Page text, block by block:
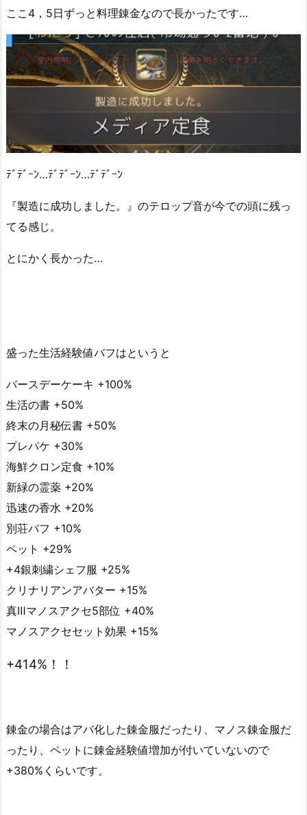
ここ4，5日ずっと料理錬金なので長かったです…
ﾃﾞﾃﾞｰﾝ…ﾃﾞﾃﾞｰﾝ…ﾃﾞﾃﾞｰﾝ
『製造に成功しました。』のテロップ音が今での頭に残っ
てる感じ。
とにかく長かった…
盛った生活経験値バフはというと
バースデーケーキ +100%
生活の書 +50%
終末の月秘伝書 +50%
プレパケ +30%
海鮮クロン定食 +10%
新緑の霊薬 +20%
迅速の香水 +20%
別荘バフ +10%
ペット +29%
+4銀刺繍シェフ服 +25%
クリナリアンアバター +15%
真Ⅲマノスアクセ5部位 +40%
マノスアクセセット効果 +15%
+414%！！
錬金の場合はアバ化した錬金服だったり、マノス錬金服だ
ったり、ペットに錬金経験値増加が付いていないので
+380%くらいです。